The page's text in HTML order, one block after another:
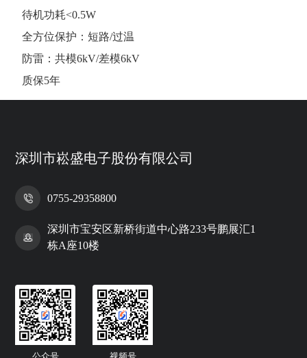
待机功耗<0.5W
全方位保护：短路/过温
防雷：共模6kV/差模6kV
质保5年
深圳市崧盛电子股份有限公司
0755-29358800
深圳市宝安区新桥街道中心路233号鹏展汇1
栋A座10楼